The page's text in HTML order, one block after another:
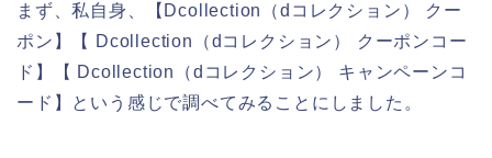
まず、私自身、【Dcollection（dコレクション） クー
ポン】【 Dcollection（dコレクション） クーポンコー
ド】【 Dcollection（dコレクション） キャンペーンコ
ード】という感じで調べてみることにしました。